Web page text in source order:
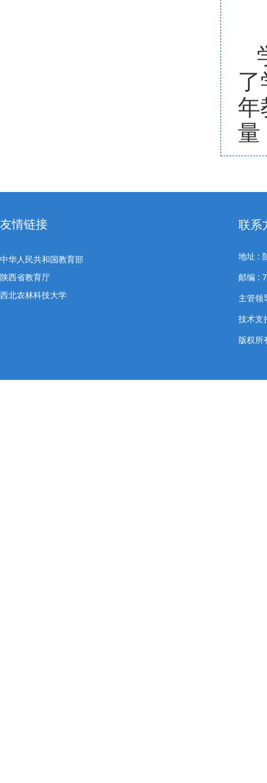
年
量
友情链接
中华人民共和国教育部
陕西省教育厅
西北农林科技大学
联系
地址 :
邮编 :
主管
技术支
版权